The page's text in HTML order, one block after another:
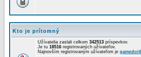
Kto je prítomný
Užívatelia zaslali celkom 342513 príspevkov.
Je tu 18516 registrovaných užívateľov.
Najnovším registrovaným užívateľom je